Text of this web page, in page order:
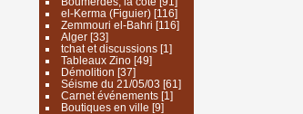
el-Kerma (Figuier)[116]
Zemmouri el-Bahri [116]
Alger[33]
tchat et discussions[1]
Tableaux Zino[49]
Démolition [37]
Séisme du 21/05/03 [61]
Carnet événements[1]
Boutiques en ville [9]